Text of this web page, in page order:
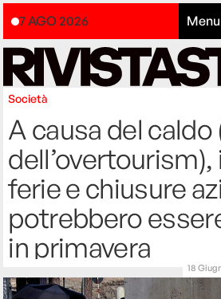
7 AGO 2026 Menu
Società
A causa del caldo
ferie e chiusure
potrebbero
in primavera
18